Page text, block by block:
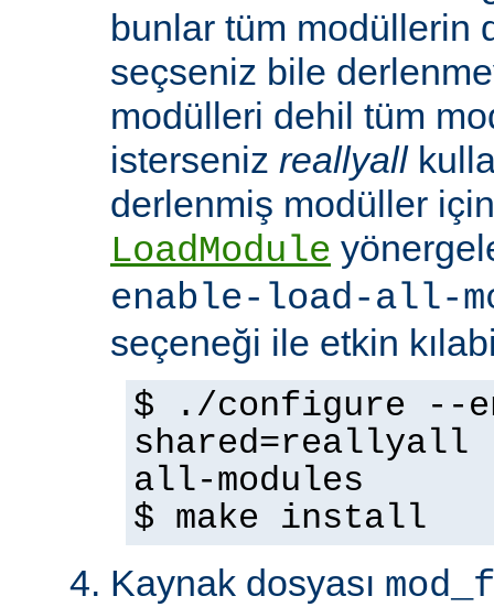
bunlar tüm modüllerin
seçseniz bile
modülleri dehil tüm
isterseniz reallyall
derlenmiş modüller
LoadModule
enable-load-all-
seçeneği ile etkin
$ ./configure --
shared=reallyall
all-modules
$ make install
Kaynak dosyası